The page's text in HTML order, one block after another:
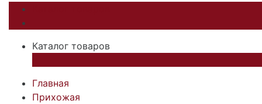
Каталог товаров
Главная
Прихожая